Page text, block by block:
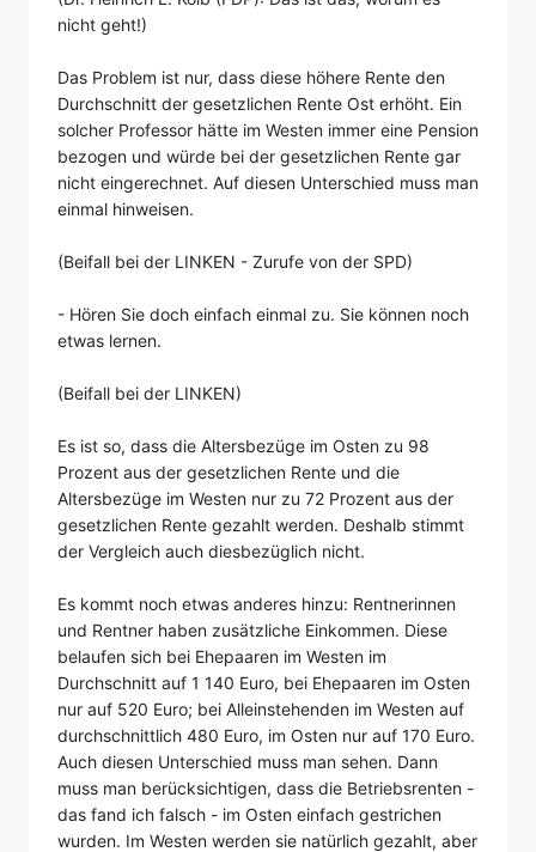
nicht geht!)
Das Problem ist nur, dass diese höhere Rente den
Durchschnitt der gesetzlichen Rente Ost erhöht. Ein
solcher Professor hätte im Westen immer eine Pension
bezogen und würde bei der gesetzlichen Rente gar
nicht eingerechnet. Auf diesen Unterschied muss man
einmal hinweisen.
(Beifall bei der LINKEN - Zurufe von der SPD)
- Hören Sie doch einfach einmal zu. Sie können noch
etwas lernen.
(Beifall bei der LINKEN)
Es ist so, dass die Altersbezüge im Osten zu 98
Prozent aus der gesetzlichen Rente und die
Altersbezüge im Westen nur zu 72 Prozent aus der
gesetzlichen Rente gezahlt werden. Deshalb stimmt
der Vergleich auch diesbezüglich nicht.
Es kommt noch etwas anderes hinzu: Rentnerinnen
und Rentner haben zusätzliche Einkommen. Diese
belaufen sich bei Ehepaaren im Westen im
Durchschnitt auf 1 140 Euro, bei Ehepaaren im Osten
nur auf 520 Euro; bei Alleinstehenden im Westen auf
durchschnittlich 480 Euro, im Osten nur auf 170 Euro.
Auch diesen Unterschied muss man sehen. Dann
muss man berücksichtigen, dass die Betriebsrenten -
das fand ich falsch - im Osten einfach gestrichen
wurden. Im Westen werden sie natürlich gezahlt, aber